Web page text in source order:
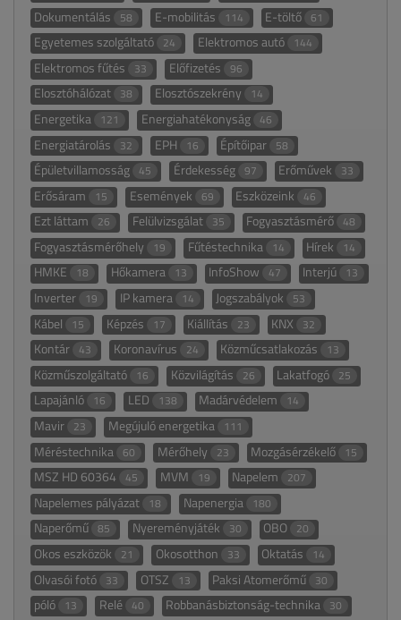
Dokumentálás 58 E-mobilitás 114 E-töltő 61
Egyetemes szolgáltató 24 Elektromos autó 144
Elektromos fűtés 33 Előfizetés 96
Elosztóhálózat 38 Elosztószekrény 14
Energetika 121 Energiahatékonyság 46
Energiatárolás 32 EPH 16 Építőipar 58
Épületvillamosság 45 Érdekesség 97 Erőművek 33
Erősáram 15 Események 69 Eszközeink 46
Ezt láttam 26 Felülvizsgálat 35 Fogyasztásmérő 48
Fogyasztásmérőhely 19 Fűtéstechnika 14 Hírek 14
HMKE 18 Hőkamera 13 InfoShow 47 Interjú 13
Inverter 19 IP kamera 14 Jogszabályok 53
Kábel 15 Képzés 17 Kiállítás 23 KNX 32
Kontár 43 Koronavírus 24 Közműcsatlakozás 13
Közműszolgáltató 16 Közvilágítás 26 Lakatfogó 25
Lapajánló 16 LED 138 Madárvédelem 14
Mavir 23 Megújuló energetika 111
Méréstechnika 60 Mérőhely 23 Mozgásérzékelő 15
MSZ HD 60364 45 MVM 19 Napelem 207
Napelemes pályázat 18 Napenergia 180
Naperőmű 85 Nyereményjáték 30 OBO 20
Okos eszközök 21 Okosotthon 33 Oktatás 14
Olvasói fotó 33 OTSZ 13 Paksi Atomerőmű 30
póló 13 Relé 40 Robbanásbiztonság-technika 30